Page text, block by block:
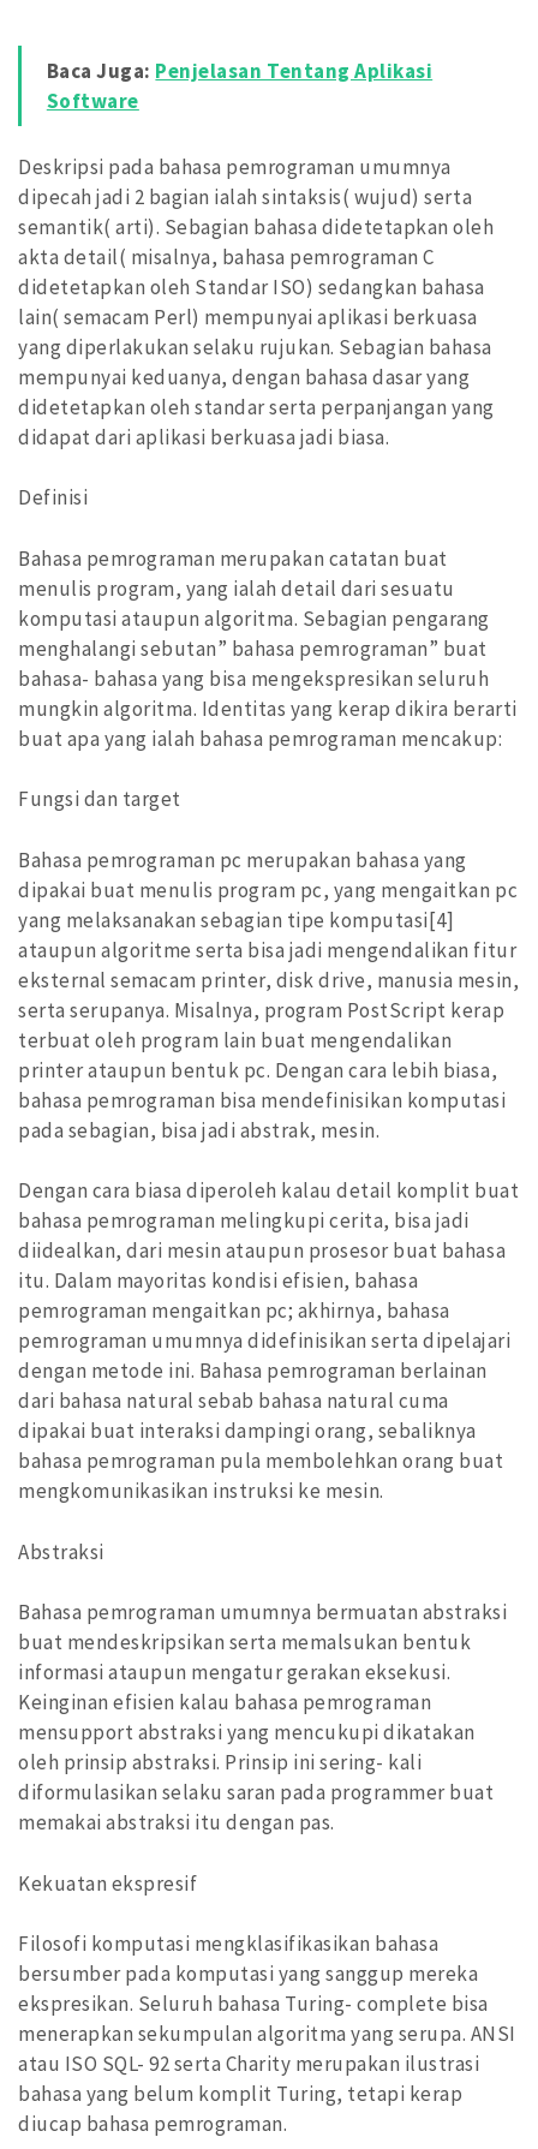
Baca Juga: Penjelasan Tentang Aplikasi
Software
Deskripsi pada bahasa pemrograman umumnya
dipecah jadi 2 bagian ialah sintaksis( wujud) serta
semantik( arti). Sebagian bahasa didetetapkan oleh
akta detail( misalnya, bahasa pemrograman C
didetetapkan oleh Standar ISO) sedangkan bahasa
lain( semacam Perl) mempunyai aplikasi berkuasa
yang diperlakukan selaku rujukan. Sebagian bahasa
mempunyai keduanya, dengan bahasa dasar yang
didetetapkan oleh standar serta perpanjangan yang
didapat dari aplikasi berkuasa jadi biasa.
Definisi
Bahasa pemrograman merupakan catatan buat
menulis program, yang ialah detail dari sesuatu
komputasi ataupun algoritma. Sebagian pengarang
menghalangi sebutan” bahasa pemrograman” buat
bahasa- bahasa yang bisa mengekspresikan seluruh
mungkin algoritma. Identitas yang kerap dikira berarti
buat apa yang ialah bahasa pemrograman mencakup:
Fungsi dan target
Bahasa pemrograman pc merupakan bahasa yang
dipakai buat menulis program pc, yang mengaitkan pc
yang melaksanakan sebagian tipe komputasi[4]
ataupun algoritme serta bisa jadi mengendalikan fitur
eksternal semacam printer, disk drive, manusia mesin,
serta serupanya. Misalnya, program PostScript kerap
terbuat oleh program lain buat mengendalikan
printer ataupun bentuk pc. Dengan cara lebih biasa,
bahasa pemrograman bisa mendefinisikan komputasi
pada sebagian, bisa jadi abstrak, mesin.
Dengan cara biasa diperoleh kalau detail komplit buat
bahasa pemrograman melingkupi cerita, bisa jadi
diidealkan, dari mesin ataupun prosesor buat bahasa
itu. Dalam mayoritas kondisi efisien, bahasa
pemrograman mengaitkan pc; akhirnya, bahasa
pemrograman umumnya didefinisikan serta dipelajari
dengan metode ini. Bahasa pemrograman berlainan
dari bahasa natural sebab bahasa natural cuma
dipakai buat interaksi dampingi orang, sebaliknya
bahasa pemrograman pula membolehkan orang buat
mengkomunikasikan instruksi ke mesin.
Abstraksi
Bahasa pemrograman umumnya bermuatan abstraksi
buat mendeskripsikan serta memalsukan bentuk
informasi ataupun mengatur gerakan eksekusi.
Keinginan efisien kalau bahasa pemrograman
mensupport abstraksi yang mencukupi dikatakan
oleh prinsip abstraksi. Prinsip ini sering- kali
diformulasikan selaku saran pada programmer buat
memakai abstraksi itu dengan pas.
Kekuatan ekspresif
Filosofi komputasi mengklasifikasikan bahasa
bersumber pada komputasi yang sanggup mereka
ekspresikan. Seluruh bahasa Turing- complete bisa
menerapkan sekumpulan algoritma yang serupa. ANSI
atau ISO SQL- 92 serta Charity merupakan ilustrasi
bahasa yang belum komplit Turing, tetapi kerap
diucap bahasa pemrograman.